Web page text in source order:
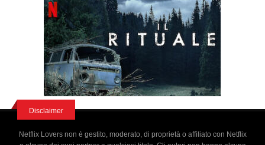
Disclaimer
Netflix Lovers non è gestito, moderato, di proprietà o affiliato con Netflix